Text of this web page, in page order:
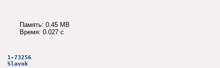
Память: 0.45 MB
Время: 0.027 c
1-73256
Slavok